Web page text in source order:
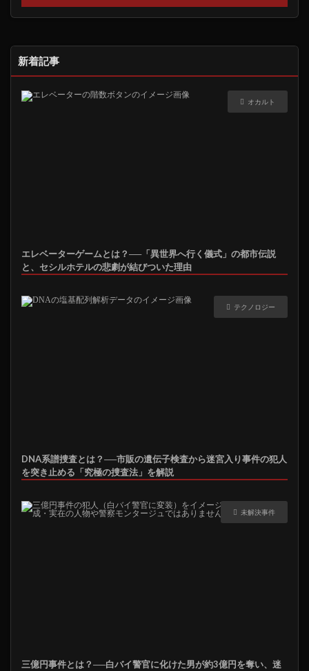
新着記事
オカルト
エレベーターゲームとは？──「異世界へ行く儀式」の都市伝説
と、セシルホテルの悲劇が結びついた理由
テクノロジー
DNA系譜捜査とは？──市販の遺伝子検査から迷宮入り事件の犯人
を突き止める「究極の捜査法」を解説
未解決事件
三億円事件とは？──白バイ警官に化けた男が約3億円を奪い、迷